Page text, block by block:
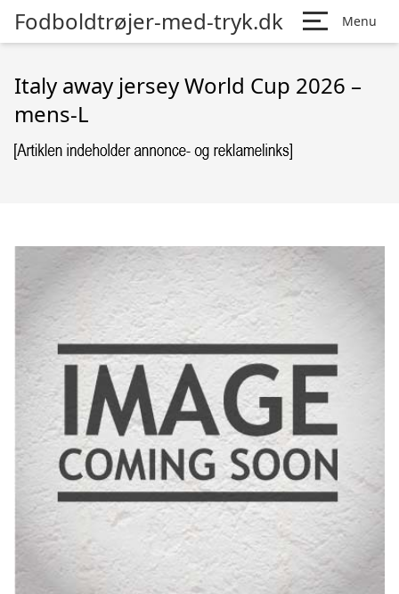
Fodboldtrøjer-med-tryk.dk Menu
Italy away jersey World Cup 2026 –
mens-L